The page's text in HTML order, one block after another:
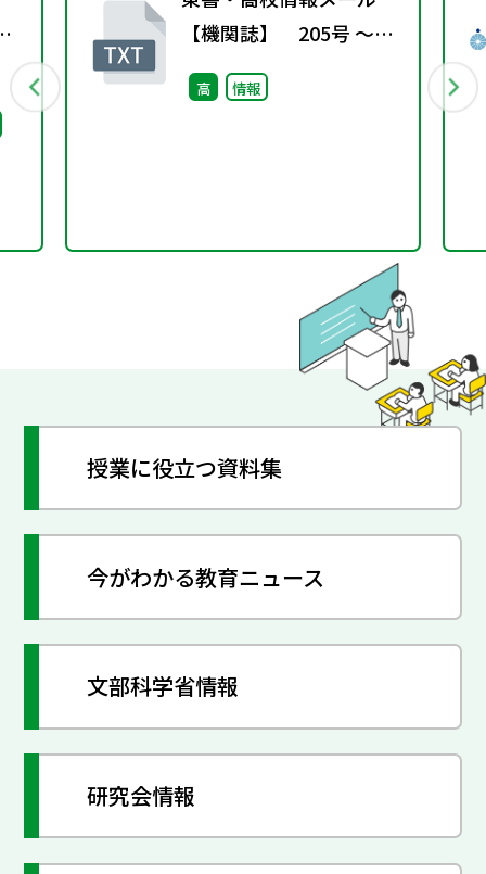
【機関誌】 205号 ～受
験勉強の合間の哲学対話
～
高 情報
授業に役立つ資料集
今がわかる教育ニュース
文部科学省情報
研究会情報